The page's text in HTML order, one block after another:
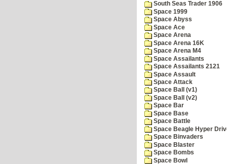
South Seas Trader 1906
Space 1999
Space Abyss
Space Ace
Space Arena
Space Arena 16K
Space Arena M4
Space Assailants
Space Assailants 2121
Space Assault
Space Attack
Space Ball (v1)
Space Ball (v2)
Space Bar
Space Base
Space Battle
Space Beagle Hyper
Space Binvaders
Space Blaster
Space Bombs
Space Bowl